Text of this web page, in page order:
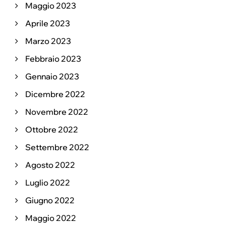
Maggio 2023
Aprile 2023
Marzo 2023
Febbraio 2023
Gennaio 2023
Dicembre 2022
Novembre 2022
Ottobre 2022
Settembre 2022
Agosto 2022
Luglio 2022
Giugno 2022
Maggio 2022